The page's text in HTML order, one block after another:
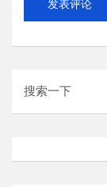
搜索一下